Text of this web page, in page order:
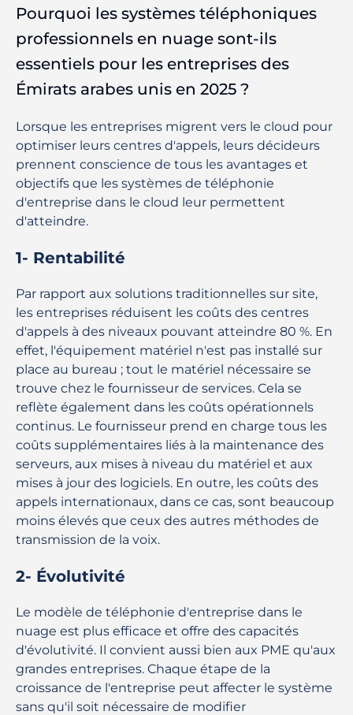
Pourquoi les systèmes téléphoniques
professionnels en nuage sont-ils
essentiels pour les entreprises des
Émirats arabes unis en 2025 ?
Lorsque les entreprises migrent vers le cloud pour
optimiser leurs centres d'appels, leurs décideurs
prennent conscience de tous les avantages et
objectifs que les systèmes de téléphonie
d'entreprise dans le cloud leur permettent
d'atteindre.
1- Rentabilité
Par rapport aux solutions traditionnelles sur site,
les entreprises réduisent les coûts des centres
d'appels à des niveaux pouvant atteindre 80 %. En
effet, l'équipement matériel n'est pas installé sur
place au bureau ; tout le matériel nécessaire se
trouve chez le fournisseur de services. Cela se
reflète également dans les coûts opérationnels
continus. Le fournisseur prend en charge tous les
coûts supplémentaires liés à la maintenance des
serveurs, aux mises à niveau du matériel et aux
mises à jour des logiciels. En outre, les coûts des
appels internationaux, dans ce cas, sont beaucoup
moins élevés que ceux des autres méthodes de
transmission de la voix.
2- Évolutivité
Le modèle de téléphonie d'entreprise dans le
nuage est plus efficace et offre des capacités
d'évolutivité. Il convient aussi bien aux PME qu'aux
grandes entreprises. Chaque étape de la
croissance de l'entreprise peut affecter le système
sans qu'il soit nécessaire de modifier